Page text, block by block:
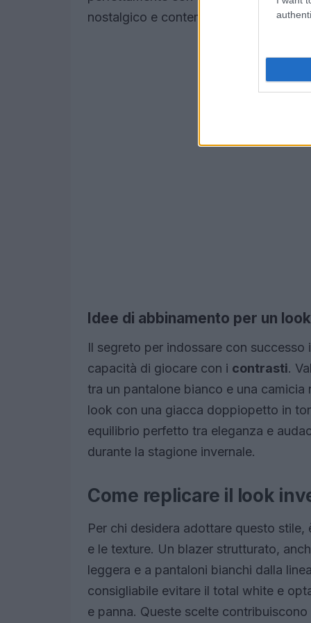
nostalgico e contemporaneo.
Idee di abbinamento per un
Il segreto per indossare con
capacità di giocare con i contrasti.
tra un pantalone bianco e una
look con una giacca doppiopetto in
equilibrio perfetto tra eleganza e
durante la stagione invernale.
Come replicare il look
Per chi desidera adottare questo
e le texture. Un blazer strutturato,
leggera e a pantaloni bianchi dalla
consigliabile evitare il total white e
e panna. Queste scelte